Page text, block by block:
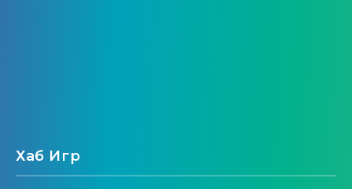
Хаб Игр